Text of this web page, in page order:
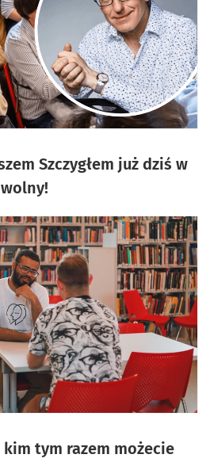
Szczygłem już dziś w
tym razem możecie